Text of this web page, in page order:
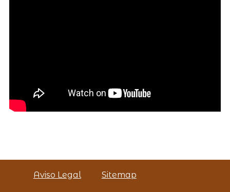
Aviso Legal Sitemap